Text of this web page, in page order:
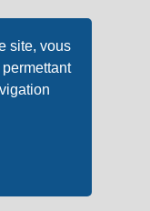
site, vous